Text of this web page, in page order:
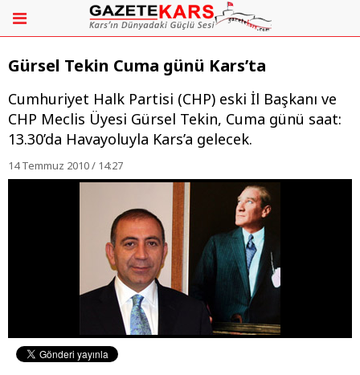
Gürsel Tekin Cuma günü Kars’ta
Cumhuriyet Halk Partisi (CHP) eski İl Başkanı ve
CHP Meclis Üyesi Gürsel Tekin, Cuma günü saat:
13.30’da Havayoluyla Kars’a gelecek.
14 Temmuz 2010 / 14:27